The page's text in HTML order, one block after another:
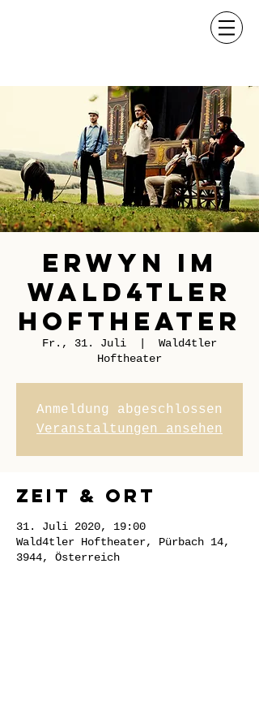
Erwyn im
Wald4tler
Hoftheater
Fr., 31. Juli
Wald4tler
Hoftheater
Anmeldung abgeschlossen
Veranstaltungen ansehen
Zeit & Ort
31. Juli 2020, 19:00
Wald4tler Hoftheater, Pürbach 14,
3944, Österreich